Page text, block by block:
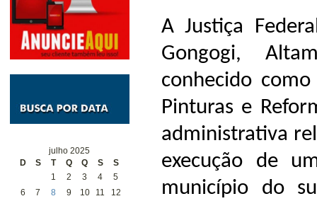
julho 2025
D
S T Q Q S
S
1
2 3 4
5
6
7 8 9 10 11
12
A Justiça
Gongogi,
conhecido
Pinturas e
administrativa
execução de
município do